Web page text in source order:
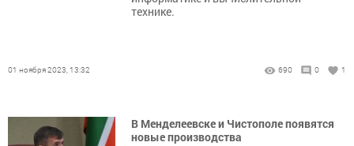
технике.
01 ноября 2023, 13:32 690 0 1
В Менделеевске и Чистополе появятся
новые производства